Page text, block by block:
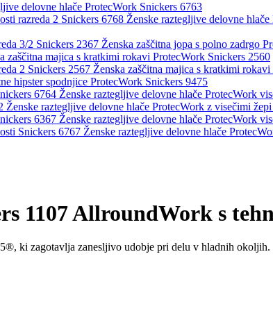
delovne hlače ProtecWork Snickers 6763
Ženske raztegljive delovne
Ženska zaščitna jopa s polno zadrgo
zaščitna majica s kratkimi rokavi ProtecWork Snickers 2560
Ženska zaščitna majica s kratkimi
hipster spodnjice ProtecWork Snickers 9475
Ženske raztegljive delovne hlače ProtecWork
Ženske raztegljive delovne hlače ProtecWork z visečimi
Ženske raztegljive delovne hlače ProtecWork
Ženske raztegljive delovne hlače
1107 AllroundWork s
ki zagotavlja zanesljivo udobje pri delu v hladnih